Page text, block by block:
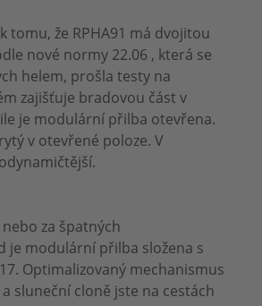
tomu, že RPHA91 má dvojitou
nové normy 22.06 , která se
helem, prošla testy na
zajišťuje bradovou část v
je modulární přilba otevřena.
v otevřené poloze. V
za špatných
je modulární přilba složena s
Optimalizovaný mechanismus
sluneční cloně jste na cestách